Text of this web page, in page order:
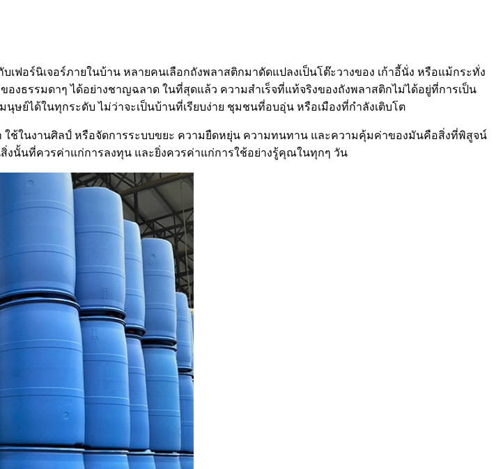
อร์นิเจอร์ภายในบ้าน หลายคนเลือกถังพลาสติกมาดัดแปลงเป็นโต๊ะวางของ เก้าอี้นั่ง หรือแม้กระทั่ง
งธรรมดาๆ ได้อย่างชาญฉลาด ในที่สุดแล้ว ความสำเร็จที่แท้จริงของถังพลาสติกไม่ได้อยู่ที่การเป็น
ย์ได้ในทุกระดับ ไม่ว่าจะเป็นบ้านที่เรียบง่าย ชุมชนที่อบอุ่น หรือเมืองที่กำลังเติบโต
ใช้ในงานศิลป์ หรือจัดการระบบขยะ ความยืดหยุ่น ความทนทาน และความคุ้มค่าของมันคือสิ่งที่พิสูจน์
งนั้นที่ควรค่าแก่การลงทุน และยิ่งควรค่าแก่การใช้อย่างรู้คุณในทุกๆ วัน